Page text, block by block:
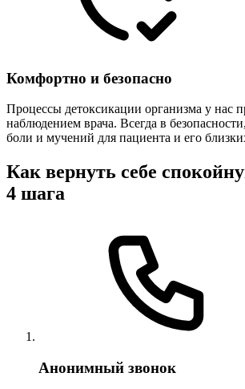
Комфортно и безопасно
Процессы детоксикации организма у нас
наблюдением врача. Всегда в
боли и мучений для пациента и его
Как вернуть себе
4 шага
Анонимный звонок